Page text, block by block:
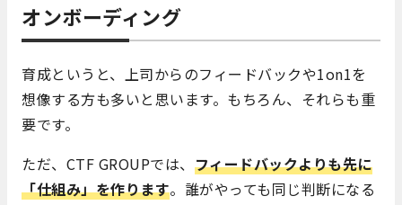
オンボーディング
育成というと、上司からのフィードバックや1on1を
想像する方も多いと思います。もちろん、それらも重
要です。
ただ、CTF GROUPでは、 フィードバックよりも先に
「仕組み」を作ります。誰がやっても同じ判断になる